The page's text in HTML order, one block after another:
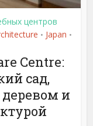
центров
• Japan •
Centre:
сад,
и